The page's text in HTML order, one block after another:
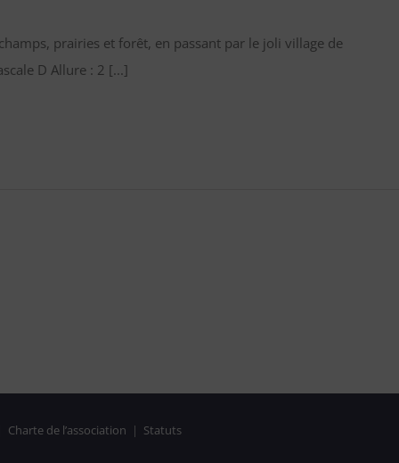
prairies et forêt, en passant par le joli village de
D Allure : 2 [...]
Charte de l’association | Statuts